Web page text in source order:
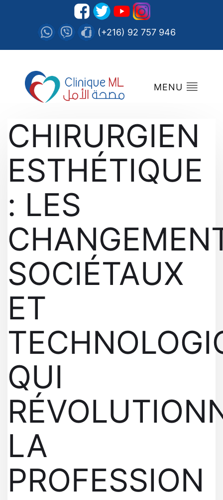
(+216) 92 757 946
MENU
CHIRURGIEN
ESTHÉTIQUE
: LES
SOCIÉTAUX
ET
QUI
LA
PROFESSION